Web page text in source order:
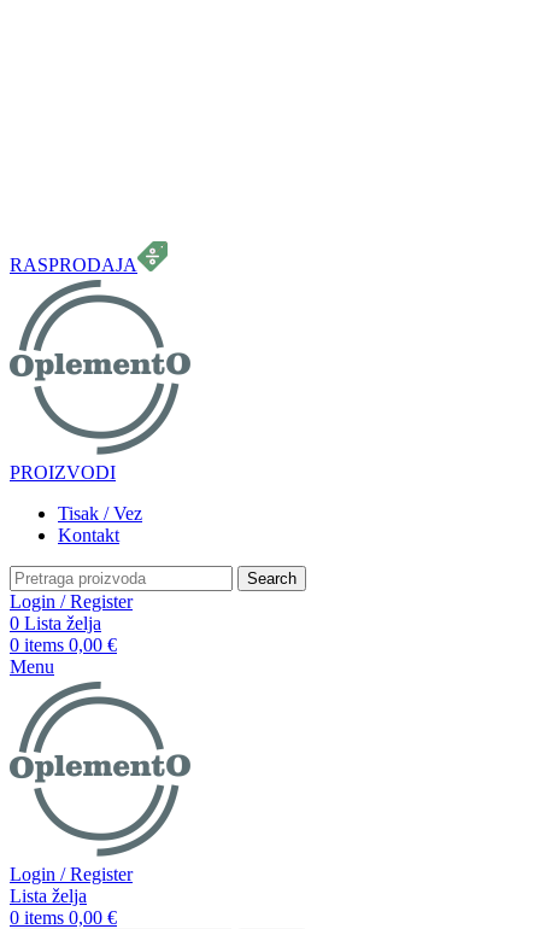
RASPRODAJA
PROIZVODI
Tisak / Vez
Kontakt
Search
Login / Register
0 Lista želja
0 items 0,00 €
Menu
Login / Register
Lista želja
0 items 0,00 €